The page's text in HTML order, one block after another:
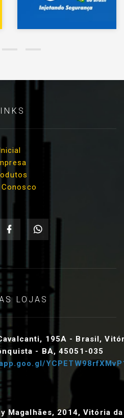
Conosco
LOJAS
195A - Brasil,
- BA, 45051-035
Magalhães, 2014, Vitória da